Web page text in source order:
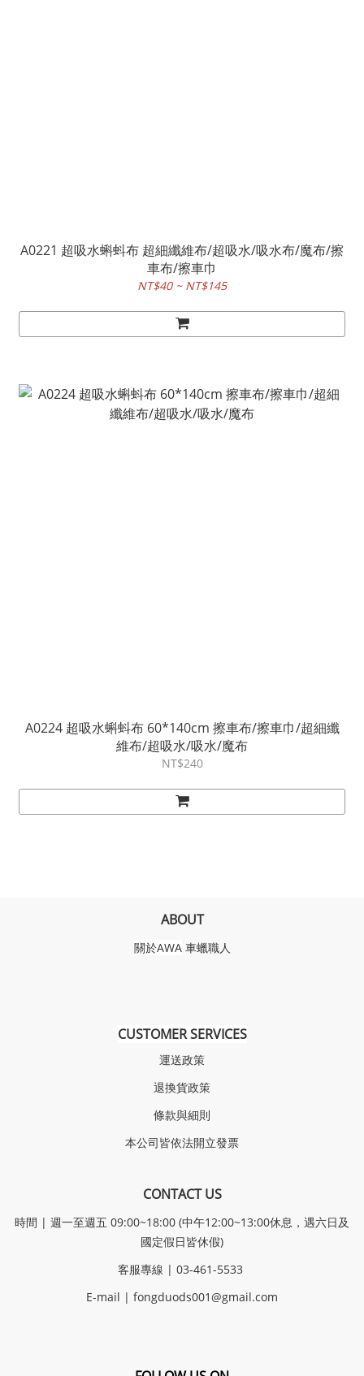
A0221 超吸水蝌蚪布 超細纖維布/超吸水/吸水布/魔布/擦
車布/擦車巾
NT$40 ~ NT$145
A0224 超吸水蝌蚪布 60*140cm 擦車布/擦車巾/超細纖
維布/超吸水/吸水/魔布
NT$240
ABOUT
關於AWA 車蠟職人
CUSTOMER SERVICES
運送政策
退換貨政策
條款與細則
本公司皆依法開立發票
CONTACT US
時間 | 週一至週五 09:00~18:00 (中午12:00~13:00休息，遇六日及
國定假日皆休假)
客服專線 | 03-461-5533
E-mail | fongduods001@gmail.com